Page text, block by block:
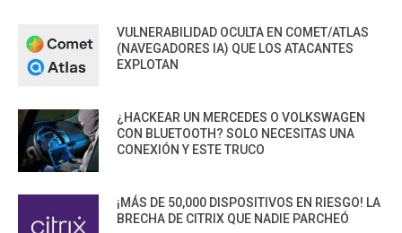
VULNERABILIDAD OCULTA EN COMET/ATLAS
(NAVEGADORES IA) QUE LOS ATACANTES
EXPLOTAN
¿HACKEAR UN MERCEDES O VOLKSWAGEN
CON BLUETOOTH? SOLO NECESITAS UNA
CONEXIÓN Y ESTE TRUCO
¡MÁS DE 50,000 DISPOSITIVOS EN RIESGO! LA
BRECHA DE CITRIX QUE NADIE PARCHEÓ